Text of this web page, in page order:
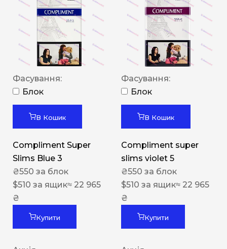
Фасування:
Блок
В Кошик
Compliment Super
Slims Blue 3
₴550 за блок
$510 за ящик≈ 22 965
₴
Купити
Фасування:
Блок
В Кошик
Compliment super
slims violet 5
₴550 за блок
$510 за ящик≈ 22 965
₴
Купити